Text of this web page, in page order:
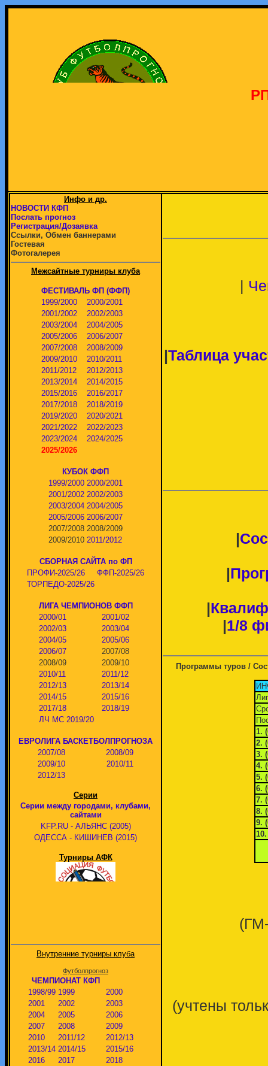
Инфо и др.
НОВОСТИ КФП
Послать прогноз
Регистрация/Дозаявка
Ссылки, Обмен баннерами
Гостевая
Фотогалерея
Межсайтные турниры клуба
ФЕСТИВАЛЬ ФП (ФФП)
1999/2000
2000/2001
2001/2002
2002/2003
2003/2004
2004/2005
2005/2006
2006/2007
2007/2008
2008/2009
2009/2010
2010/2011
2011/2012
2012/2013
2013/2014
2014/2015
2015/2016
2016/2017
2017/2018
2018/2019
2019/2020
2020/2021
2021/2022
2022/2023
2023/2024
2024/2025
2025/2026
КУБОК ФФП
1999/2000 2000/2001
2001/2002 2002/2003
2003/2004 2004/2005
2005/2006 2006/2007
2007/2008 2008/2009
2009/2010 2011/2012
СБОРНАЯ САЙТА по ФП
ПРОФИ-2025/26
ФФП-2025/26
ТОРПЕДО-2025/26
ЛИГА ЧЕМПИОНОВ ФФП
2000/01
2001/02
2002/03
2003/04
2004/05
2005/06
2006/07
2007/08
2008/09
2009/10
2010/11
2011/12
2012/13
2013/14
2014/15
2015/16
2017/18
2018/19
ЛЧ МС 2019/20
ЕВРОЛИГА БАСКЕТБОЛПРОГНОЗА
2007/08
2008/09
2009/10
2010/11
2012/13
Серии
Серии между городами, клубами,
сайтами
KFP.RU - АЛЬЯНС (2005)
ОДЕССА - КИШИНЕВ (2015)
Турниры АФК
Внутренние турниры клуба
Футболпрогноз
ЧЕМПИОНАТ КФП
1998/99 1999
2000
2001
2002
2003
2004
2005
2006
2007
2008
2009
2010
2011/12
2012/13
2013/14 2014/15
2015/16
2016
2017
2018
|
|Таблица
|
|
|
|1/8
Программы туров /
1.
2.
3.
4.
5.
6.
7.
8.
9.
(учтены